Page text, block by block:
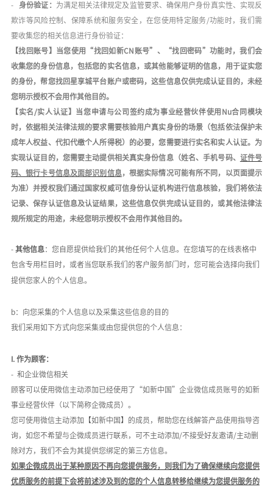
- 身份验证： 为满足相关法律规定及监管要求、确保用户身份真实性、实现反
欺诈等风险控制、保障系统和服务安全，在您使用特定服务/功能时，我们需
要收集您的相关信息进行身份验证：
【找回账号】当您使用 “找回如新CN 账号”、“找回密码”功能时，我们会
收集您的身份信息，包括您的实名信息 ，或其他能够证明的信息，用于证实您
的身份，帮您找回星享城平台账户或密码，这些信息仅供完成认证目的，未经
您明示授权不会用作其他目的。
【实名 /实人认证】当您申请与公司签约成为事业经营伙伴使用 Nu合同模块
时，依据相关法律法规的要求需要核验用户真实身份的场景（包括依法保护未
成年人权益、代扣代缴个人所得税）的必要，您需要进行实名和实人认证。为
实现认证目的，您需要主动提供相关真实身份信息（姓名、手机号码、 证件号
码、银行卡号信息及面部识别信息 ，根据实际情况可能有所不同，以页面提示
为准）并授权我们通过国家权威可信身份认证机构进行信息核验，我们将依法
记录、保存认证信息及认证结果， 这些信息仅供完成认证目的，或其他法律法
规所规定的用途，未经您明示授权不会用作其他目的。
- 其他信息 ：您自愿提供给我们的其他任何个人信息。在您填写的在线表格中
包含专用栏目时，或者当您联系我们的客户服务部门时，您可能会选择向我们
提供您家人的个人信息。
b：向您采集的个人信息以及采集这些信息的目的
我们采用如下方式向您采集或由您提供您的个人信息：
I. 作为顾客：
- 和企业微信相关
顾客可以使用微信主动添加已经使用 了 “如新中国”企业微信成员账号的如新
事业经营伙伴（以下简称企微成员） 。
您可使用微信主动添加【如新中国】的成员 ，帮助您在线解答产品使用指导咨
询，如您不希望与企微成员进行联系，可不主动添加/不接受好友邀请/主动删
除对方，我们不会为其提供您绑定的第三方信息 。
如果企微成员出于某种原因不再向您提供服务，则我们为了确保继续向您提供
优质服务的前提下会将前述涉及到的您的个人信息转移给继续为您提供服务的